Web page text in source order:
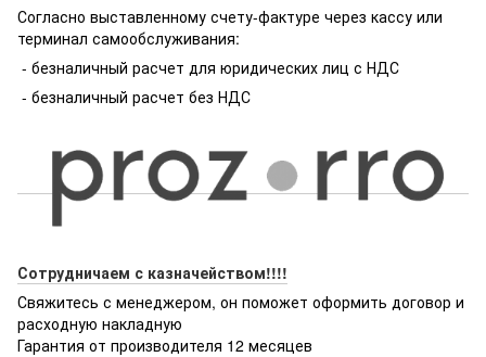
Согласно выставленному счету-фактуре через кассу или
терминал самообслуживания:
- безналичный расчет для юридических лиц с НДС
- безналичный расчет без НДС
Сотрудничаем с казначейством!!!!
Свяжитесь с менеджером, он поможет оформить договор и
расходную накладную
Гарантия от производителя 12 месяцев